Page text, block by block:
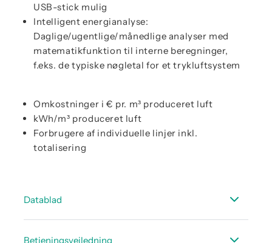
USB-stick mulig
Intelligent energianalyse:
Daglige/ugentlige/månedlige analyser med
matematikfunktion til interne beregninger,
f.eks. de typiske nøgletal for et trykluftsystem
Omkostninger i € pr. m³ produceret luft
kWh/m³ produceret luft
Forbrugere af individuelle linjer inkl.
totalisering
Datablad
Betjeningsvejledning